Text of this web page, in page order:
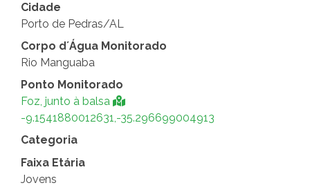
Cidade
Porto de Pedras/AL
Corpo d´Água Monitorado
Rio Manguaba
Ponto Monitorado
Foz, junto à balsa
-9.1541880012631,-35.296699004913
Categoria
Faixa Etária
Jovens